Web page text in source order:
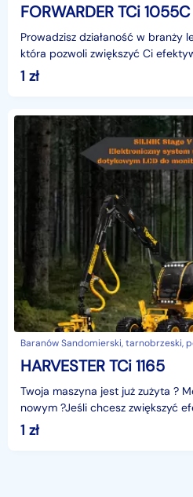
FORWARDER TCi 1055C
Prowadzisz działaność w branży
która pozwoli zwiększyć Ci
FORWARDER TCI 1055C firmy
1 zł
Baranów Sandomierski, tarnobrzeski,
HARVESTER TCi 1165
Twoja maszyna jest już zużyta ?
nowym ?Jeśli chcesz zwiększyć
poprawić ekonomię nie znajdziesz
1 zł